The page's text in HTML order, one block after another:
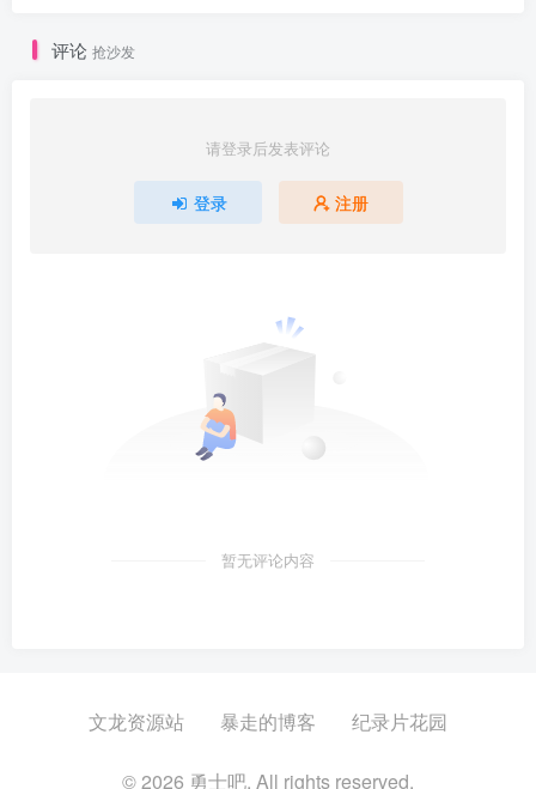
评论 抢沙发
请登录后发表评论
登录 注册
暂无评论内容
文龙资源站 暴走的博客 纪录片花园
© 2026 勇士吧. All rights reserved.